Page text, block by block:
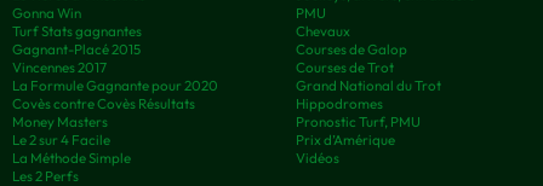
Gonna Win
Turf Stats gagnantes
Gagnant-Placé 2015
Vincennes 2017
La Formule Gagnante pour 2020
Covès contre Covès Résultats
Money Masters
Le 2 sur 4 Facile
La Méthode Simple
Les 2 Perfs
PMU
Chevaux
Courses de Galop
Courses de Trot
Grand National du Trot
Hippodromes
Pronostic Turf, PMU
Prix d’Amérique
Vidéos